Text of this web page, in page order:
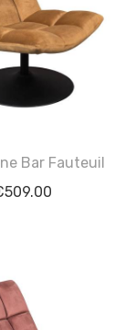
Bar Fauteuil
509.00